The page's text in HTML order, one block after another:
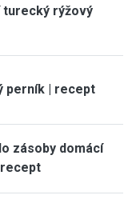
rýžový
perník | recept
zásoby domácí